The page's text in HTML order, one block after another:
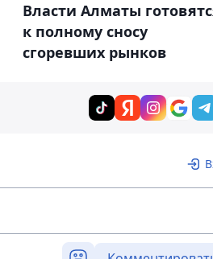
Власти Алматы
к полному сносу
сгоревших рынков